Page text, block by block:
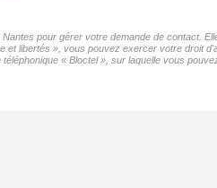
pour gérer votre demande de contact.
libertés », vous pouvez exercer votre droit
« Bloctel », sur laquelle vous